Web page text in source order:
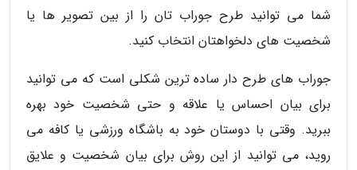
شما می توانید طرح جوراب تان را از بین تصویر ها یا
شخصیت های دلخواهتان انتخاب کنید.
جوراب های طرح دار ساده ترین شکلی است که می توانید
برای بیان احساس یا علاقه و حتی شخصیت خود بهره
ببرید. وقتی با دوستان خود به باشگاه ورزشی یا کافه می
روید، می توانید از این روش برای بیان شخصیت و علایق